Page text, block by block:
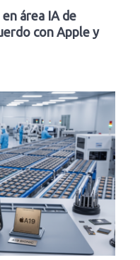
área IA de
con Apple y